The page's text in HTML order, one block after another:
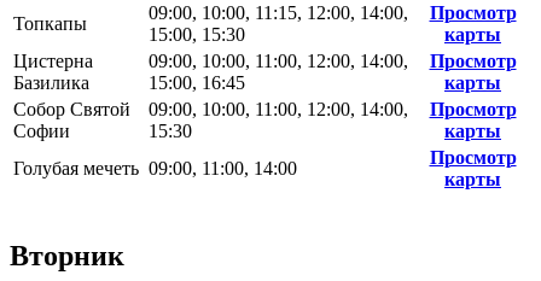
Топкапы
09:00, 10:00, 11:15, 12:00, 14:00,
15:00, 15:30
Просмотр
карты
Цистерна
Базилика
09:00, 10:00, 11:00, 12:00, 14:00,
15:00, 16:45
Просмотр
карты
Собор Святой
Софии
09:00, 10:00, 11:00, 12:00, 14:00,
15:30
Просмотр
карты
Голубая мечеть 09:00, 11:00, 14:00
Просмотр
карты
Вторник